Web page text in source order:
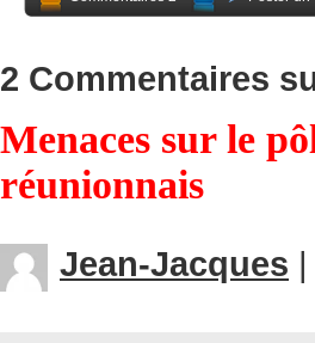
2 Commentaires
Menaces sur le
réunionnais
Jean-Jacques |